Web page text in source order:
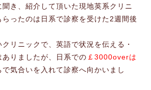
き、紹介して頂いた現地英系クリニ
らったのは日系で診察を受けた2週間後
リニックで、英語で状況を伝える・
りましたが、日系での ￡3000overは
で気合いを入れて診察へ向かいまし